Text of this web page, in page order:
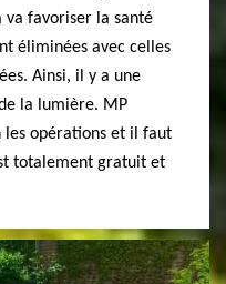
favoriser la santé
éliminées avec celles
Ainsi, il y a une
la lumière. MP
les opérations et il faut
totalement gratuit et